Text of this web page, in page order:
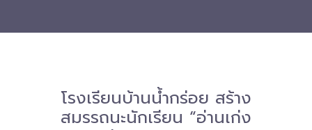
-- วีดิทัศน์นำเสนอสถานศึกษานำร่อง
Download
-- หนังสือและเอกสาร
โรงเรียนบ้านน้ำกร่อย สร้าง
สมรรถนะนักเรียน “อ่านเก่ง